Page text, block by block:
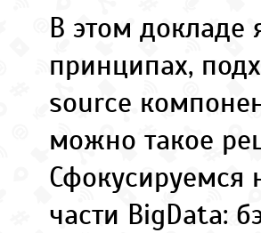
В этом докладе
принципах,
source
можно такое
части BigData: